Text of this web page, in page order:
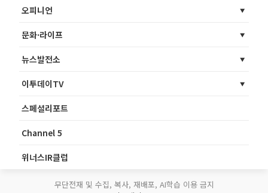
오피니언
문화·라이프
뉴스발전소
이투데이TV
스페셜리포트
Channel 5
위너스IR클럽
무단전재 및 수집, 복사, 재배포, AI학습 이용 금지